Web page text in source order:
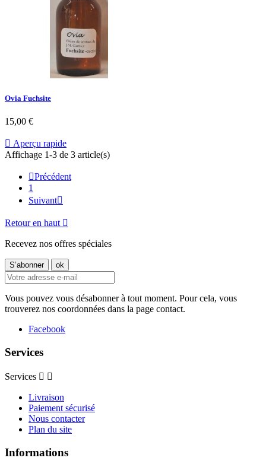
Ovia Fuchsite
15,00 €
 Aperçu rapide
Affichage 1-3 de 3 article(s)
Précédent
1
Suivant
Retour en haut 
Recevez nos offres spéciales
Vous pouvez vous désabonner à tout moment. Pour cela, vous
trouverez nos coordonnées dans la page contact.
Facebook
Services
Services  
Livraison
Paiement sécurisé
Nous contacter
Plan du site
Informations